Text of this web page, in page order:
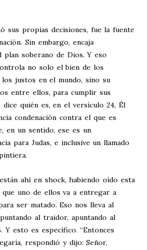
sus propias decisiones, fue la fuente
Sin embargo, encaja
plan soberano de Dios. Y eso
no solo el bien de los
justos en el mundo, sino su
entre ellos, para cumplir sus
quién es, en el versículo 24, Él
condenación contra el que es
en un sentido, ese es un
para Judas, e inclusive un llamado
ahí en shock, habiendo oído esta
uno de ellos va a entregar a
ser matado. Eso nos lleva al
al traidor, apuntando al
Y esto es específico. “Entonces
respondió y dijo: Señor,